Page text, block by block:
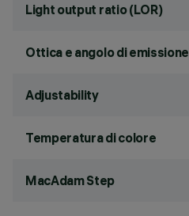
Light output ratio (LOR)
Ottica e angolo di emissione
Adjustability
Temperatura di colore
MacAdam Step